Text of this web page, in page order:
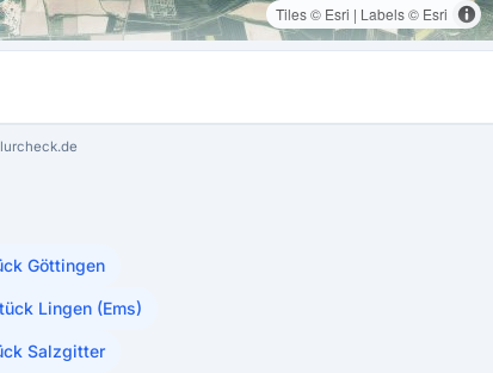
Tiles © Esri | Labels © Esri
Göttingen
Lingen (Ems)
Salzgitter